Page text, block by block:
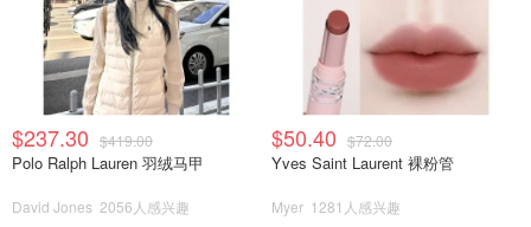
$237.30 $419.00
Polo Ralph Lauren 羽绒马甲
David Jones 2056人感兴趣
$50.40 $72.00
Yves Saint Laurent 裸粉管
Myer 1281人感兴趣